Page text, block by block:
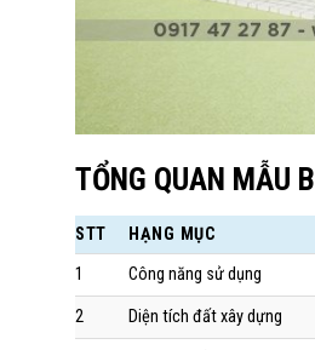
TỔNG QUAN MẪU
STT HẠNG MỤC
1
Công năng sử dụng
2 Diện tích đất xây dựng